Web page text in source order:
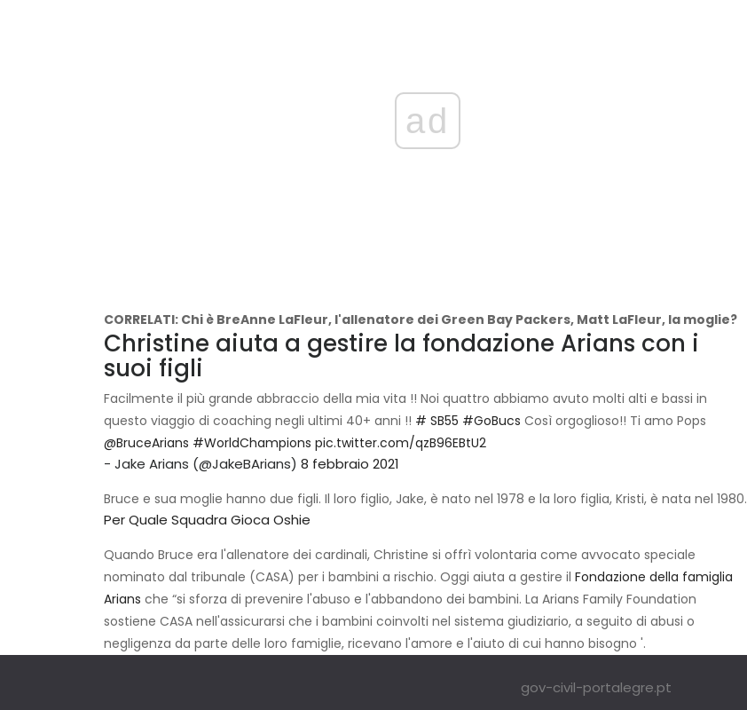
ad
CORRELATI: Chi è BreAnne LaFleur, l'allenatore dei Green Bay Packers, Matt LaFleur, la moglie?
Christine aiuta a gestire la fondazione Arians con i
suoi figli
Facilmente il più grande abbraccio della mia vita !! Noi quattro abbiamo avuto molti alti e bassi in
questo viaggio di coaching negli ultimi 40+ anni !! # SB55 #GoBucs Così orgoglioso!! Ti amo Pops
@BruceArians #WorldChampions pic.twitter.com/qzB96EBtU2
- Jake Arians (@JakeBArians) 8 febbraio 2021
Bruce e sua moglie hanno due figli. Il loro figlio, Jake, è nato nel 1978 e la loro figlia, Kristi, è nata nel 1980.
Per Quale Squadra Gioca Oshie
Quando Bruce era l'allenatore dei cardinali, Christine si offrì volontaria come avvocato speciale
nominato dal tribunale (CASA) per i bambini a rischio. Oggi aiuta a gestire il Fondazione della famiglia
Arians che “si sforza di prevenire l'abuso e l'abbandono dei bambini. La Arians Family Foundation
sostiene CASA nell'assicurarsi che i bambini coinvolti nel sistema giudiziario, a seguito di abusi o
negligenza da parte delle loro famiglie, ricevano l'amore e l'aiuto di cui hanno bisogno '.
gov-civil-portalegre.pt